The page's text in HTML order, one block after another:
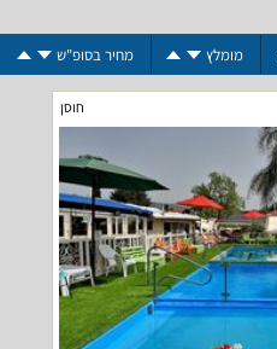
מומלץ מחיר בסופ"ש
חוסן